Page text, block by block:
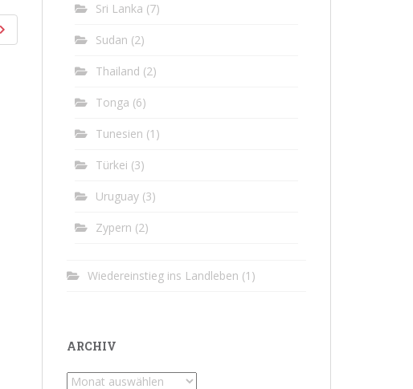
Sri Lanka (7)
Sudan (2)
Thailand (2)
Tonga (6)
Tunesien (1)
Türkei (3)
Uruguay (3)
Zypern (2)
Wiedereinstieg ins Landleben (1)
ARCHIV
Archiv